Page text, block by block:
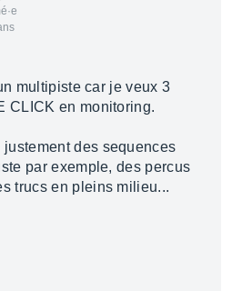
multipiste car je veux 3
CLICK en monitoring.
des sequences
par exemple, des percus
trucs en pleins milieu...